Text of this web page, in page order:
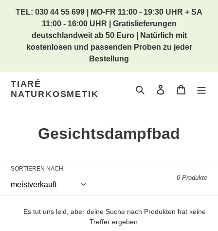
TEL: 030 44 55 699 | MO-FR 11:00 - 19:30 UHR + SA
11:00 - 16:00 UHR | Gratislieferungen
deutschlandweit ab 50 Euro | Natürlich mit
kostenlosen und passenden Proben zu jeder
Bestellung
TIARÉ
NATURKOSMETIK
Suchen Einloggen
K
t
e
g
Gesichtsdampfbad
SORTIEREN NACH
0 Produkte
Es tut uns leid, aber deine Suche nach Produkten hat keine
Treffer ergeben.